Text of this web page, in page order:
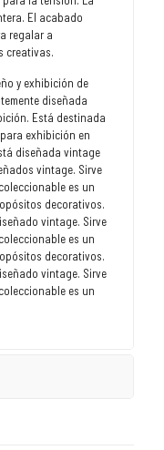
El acabado
regalar a
creativas.
y exhibición de
diseñada
Está destinada
exhibición en
diseñada vintage
vintage. Sirve
es un
decorativos.
vintage. Sirve
es un
decorativos.
vintage. Sirve
es un